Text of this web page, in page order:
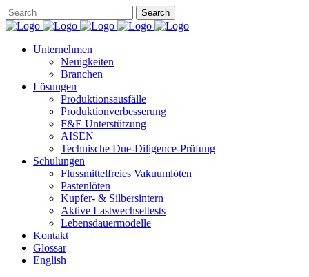
Unternehmen
Neuigkeiten
Branchen
Lösungen
Produktionsausfälle
Produktionverbesserung
F&E Unterstützung
AISEN
Technische Due-Diligence-Prüfung
Schulungen
Flussmittelfreies Vakuumlöten
Pastenlöten
Kupfer- & Silbersintern
Aktive Lastwechseltests
Lebensdauermodelle
Kontakt
Glossar
English